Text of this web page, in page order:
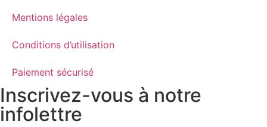
Mentions légales
Conditions d’utilisation
Paiement sécurisé
Inscrivez-vous à notre
infolettre